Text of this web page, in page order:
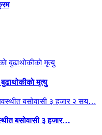
मृत्युु
बसोवासी ३ हजार…